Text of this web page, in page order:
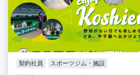
契約社員 スポーツジム・施設